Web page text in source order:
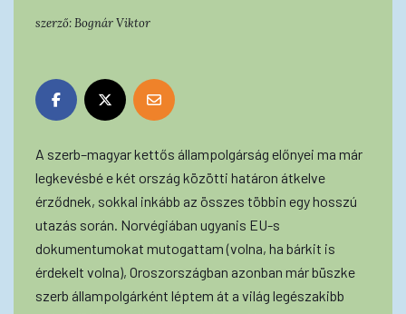
szerző:Bognár Viktor
A szerb–magyar kettős állampolgárság előnyei ma már
legkevésbé e két ország közötti határon átkelve
érződnek, sokkal inkább az összes többin egy hosszú
utazás során. Norvégiában ugyanis EU-s
dokumentumokat mutogattam (volna, ha bárkit is
érdekelt volna), Oroszországban azonban már büszke
szerb állampolgárként léptem át a világ legészakibb